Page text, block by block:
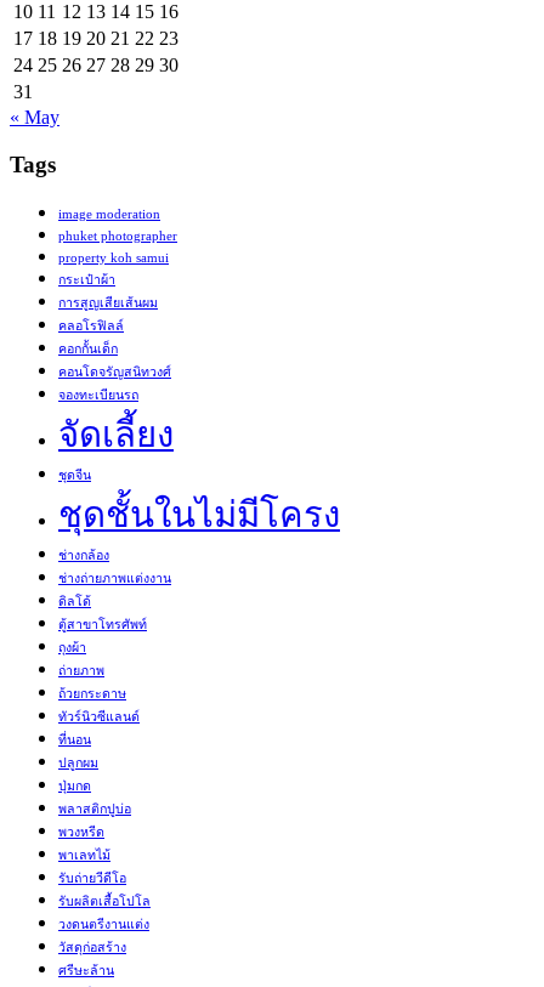
10 11 12 13 14 15 16
17 18 19 20 21 22 23
24 25 26 27 28 29 30
31
« May
Tags
image moderation
phuket photographer
property koh samui
กระเป๋าผ้า
การสูญเสียเส้นผม
คลอโรฟิลล์
คอกกั้นเด็ก
คอนโดจรัญสนิทวงศ์
จองทะเบียนรถ
จัดเลี้ยง
ชุดจีน
ชุดชั้นในไม่มีโครง
ช่างกล้อง
ช่างถ่ายภาพแต่งงาน
ดิลโด้
ตู้สาขาโทรศัพท์
ถุงผ้า
ถ่ายภาพ
ถ้วยกระดาษ
ทัวร์นิวซีแลนด์
ที่นอน
ปลูกผม
ปุ่มกด
พลาสติกปูบ่อ
พวงหรีด
พาเลทไม้
รับถ่ายวีดีโอ
รับผลิตเสื้อโปโล
วงดนตรีงานแต่ง
วัสดุก่อสร้าง
ศรีษะล้าน